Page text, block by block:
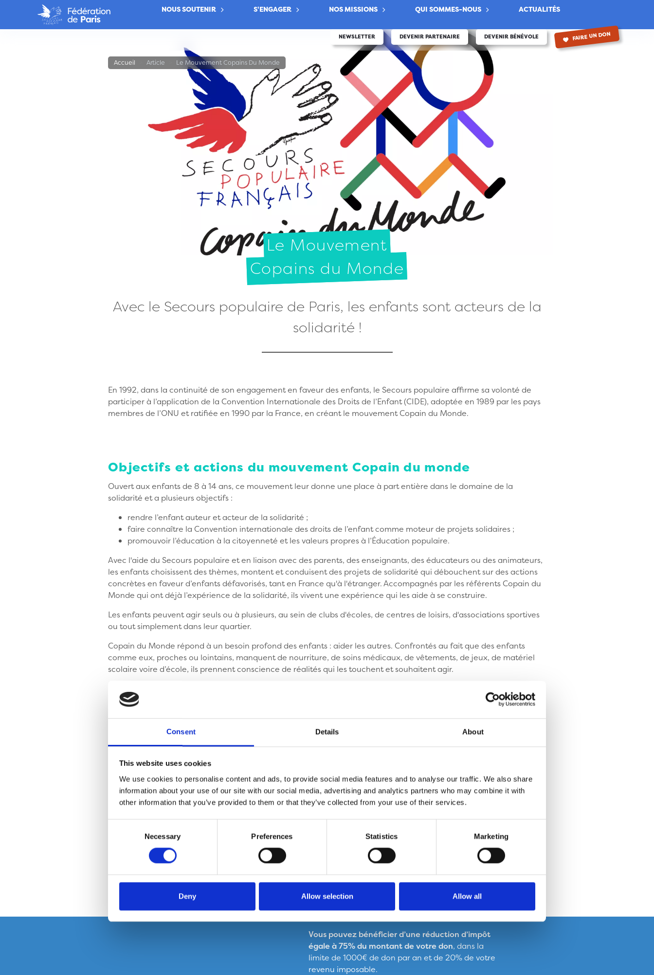
Consent Details About
This website uses cookies
We use cookies to personalise content and ads, to provide social media features and to analyse our traffic. We also share
information about your use of our site with our social media, advertising and analytics partners who may combine it with
other information that you’ve provided to them or that they’ve collected from your use of their services.
Necessary Preferences Statistics Marketing
Deny Allow selection Allow all
contenu
NOUS SOUTENIR S'ENGAGER NOS MISSIONS QUI SOMMES-NOUS ACTUALITÉS
NEWSLETTER DEVENIR PARTENAIRE DEVENIR BÉNÉVOLE FAIRE UN DON
Accueil Article Le Mouvement Copains Du Monde
Le Mouvement
Copains du Monde
Avec le Secours populaire de Paris, les enfants sont acteurs de la
solidarité !
En 1992, dans la continuité de son engagement en faveur des enfants, le Secours populaire affirme sa volonté de
participer à l’application de la Convention Internationale des Droits de l’Enfant (CIDE), adoptée en 1989 par les pays
membres de l’ONU et ratifiée en 1990 par la France, en créant le mouvement Copain du Monde.
Objectifs et actions du mouvement Copain du monde
Ouvert aux enfants de 8 à 14 ans, ce mouvement leur donne une place à part entière dans le domaine de la
solidarité et a plusieurs objectifs :
rendre l’enfant auteur et acteur de la solidarité ;
faire connaître la Convention internationale des droits de l’enfant comme moteur de projets solidaires ;
promouvoir l’éducation à la citoyenneté et les valeurs propres à l’Éducation populaire.
Avec l'aide du Secours populaire et en liaison avec des parents, des enseignants, des éducateurs ou des animateurs,
les enfants choisissent des thèmes, montent et conduisent des projets de solidarité qui débouchent sur des actions
concrètes en faveur d’enfants défavorisés, tant en France qu'à l'étranger. Accompagnés par les référents Copain du
Monde qui ont déjà l’expérience de la solidarité, ils vivent une expérience qui les aide à se construire.
Les enfants peuvent agir seuls ou à plusieurs, au sein de clubs d'écoles, de centres de loisirs, d'associations sportives
ou tout simplement dans leur quartier.
Copain du Monde répond à un besoin profond des enfants : aider les autres. Confrontés au fait que des enfants
comme eux, proches ou lointains, manquent de nourriture, de soins médicaux, de vêtements, de jeux, de matériel
scolaire voire d’école, ils prennent conscience de réalités qui les touchent et souhaitent agir.
Quelques exemples d'actions
Inviter un enfant privé de vacances à partager les siennes ;
organiser des spectacles, des expositions, des tombolas, des collectes au profit de projets de solidarité ;
échanger des correspondances avec des enfants de pays où intervient le Secours populaire ;
participer à des jumelages d'écoles.
► POUR EN SAVOIR PLUS
Site web du mouvement Copain du Monde
Écrivez-nous àcopaindumonde@secourspopparis.org
Vous pouvez bénéficier d’une réduction d’impôt
égale à 75% du montant de votre don, dans la
limite de 1000€ de don par an et de 20% de votre
revenu imposable.